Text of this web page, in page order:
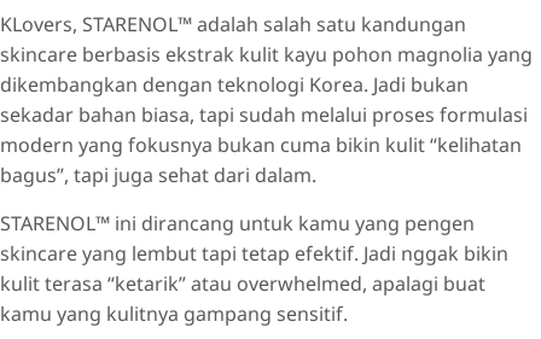
KLovers, STARENOL™ adalah salah satu kandungan
skincare berbasis ekstrak kulit kayu pohon magnolia yang
dikembangkan dengan teknologi Korea. Jadi bukan
sekadar bahan biasa, tapi sudah melalui proses formulasi
modern yang fokusnya bukan cuma bikin kulit “kelihatan
bagus”, tapi juga sehat dari dalam.
STARENOL™ ini dirancang untuk kamu yang pengen
skincare yang lembut tapi tetap efektif. Jadi nggak bikin
kulit terasa “ketarik” atau overwhelmed, apalagi buat
kamu yang kulitnya gampang sensitif.